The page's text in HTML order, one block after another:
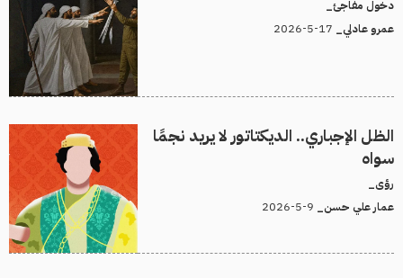
دخول مفاجئ_
عمرو عادلي_
الظل الإجباري.. الديكتاتور لا يريد نجمًا
سواه
رؤى_
عمار علي حسن_